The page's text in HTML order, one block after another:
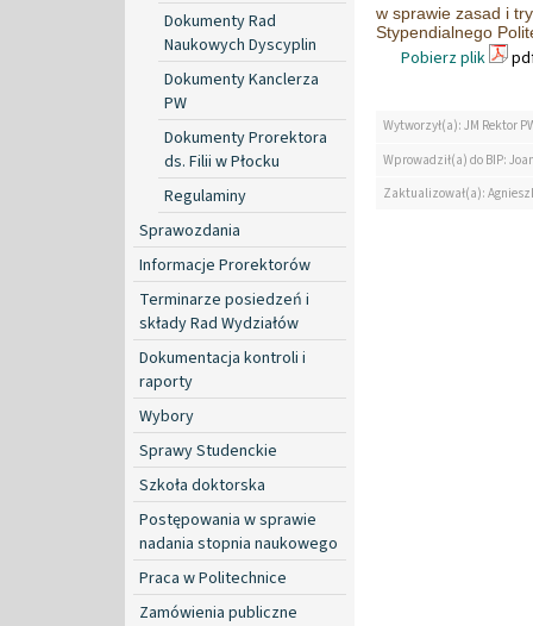
Dokumenty Rad
Naukowych Dyscyplin
Dokumenty Kanclerza
PW
Dokumenty Prorektora
ds. Filii w Płocku
Regulaminy
Sprawozdania
Informacje Prorektorów
Terminarze posiedzeń i
składy Rad Wydziałów
Dokumentacja kontroli i
raporty
Wybory
Sprawy Studenckie
Szkoła doktorska
Postępowania w sprawie
nadania stopnia naukowego
Praca w Politechnice
Zamówienia publiczne
w sprawie zasad i
Stypendialnego
Pobierz plik
Wytworzył(a): JM Rektor
Wprowadził(a) do BIP:
Zaktualizował(a):